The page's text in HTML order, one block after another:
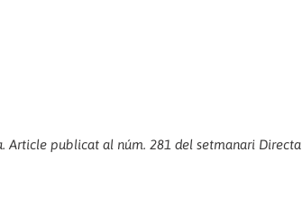
Article publicat al núm. 281 del setmanari Directa